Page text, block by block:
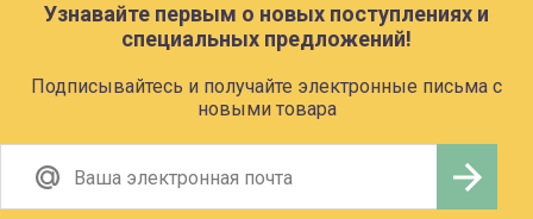
Узнавайте первым о новых поступлениях и
специальных предложений!
Подписывайтесь и получайте электронные письма с
новыми товара